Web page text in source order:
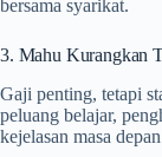
bersama syarikat.
3. Mahu Kurangkan
Gaji penting, tetapi
peluang belajar,
kejelasan masa